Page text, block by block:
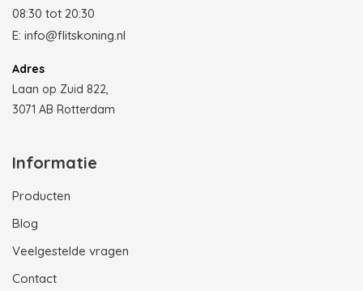
08:30 tot 20:30
E: info@flitskoning.nl
Adres
Laan op Zuid 822,
3071 AB Rotterdam
Informatie
Producten
Blog
Veelgestelde vragen
Contact